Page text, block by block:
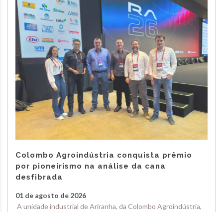
Colombo Agroindústria conquista prêmio
por pioneirismo na análise da cana
desfibrada
01 de agosto de 2026
A unidade industrial de Ariranha, da Colombo Agroindústria,